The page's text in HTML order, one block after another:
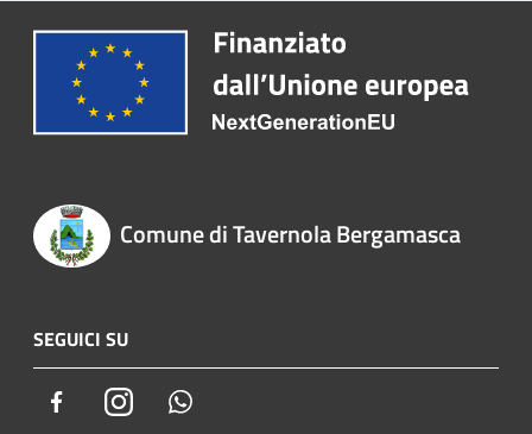
Comune di Tavernola Bergamasca
SEGUICI SU
FacebookInstagram